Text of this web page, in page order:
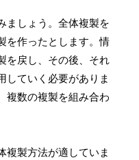
ましょう。全体複製を
を作ったとします。情
を戻し、その後、それ
していく必要がありま
複数の複製を組み合わ
複製方法が適していま